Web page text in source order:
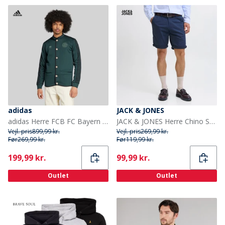
adidas
adidas Herre FCB FC Bayern München Autentisk Janker Shadow Green
Vejl. pris899,99 kr.
Før269,99 kr.
Current
199,99 kr.
Outlet
JACK & JONES
JACK & JONES Herre Chino Shorts Navy Blazer
Vejl. pris269,99 kr.
Før119,99 kr.
Current
99,99 kr.
Outlet